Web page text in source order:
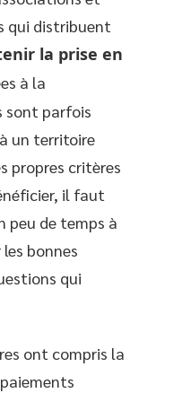
qui distribuent
la prise en
à la
sont parfois
un territoire
propres critères
il faut
peu de temps à
bonnes
qui
ont compris la